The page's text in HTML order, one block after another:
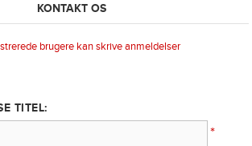
KONTAKT OS
brugere kan skrive anmeldelser
TITEL:
*